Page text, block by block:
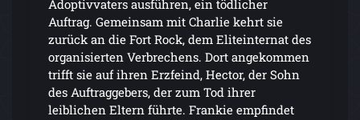
Adoptivvaters ausführen, ein tödlicher
Auftrag. Gemeinsam mit Charlie kehrt sie
zurück an die Fort Rock, dem Eliteinternat des
organisierten Verbrechens. Dort angekommen
trifft sie auf ihren Erzfeind, Hector, der Sohn
des Auftraggebers, der zum Tod ihrer
leiblichen Eltern führte. Frankie empfindet